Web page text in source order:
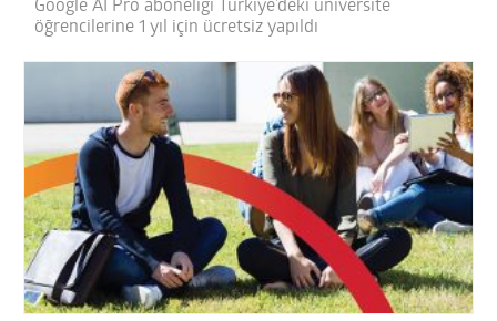
Google AI Pro aboneliği Türkiye’deki üniversite
öğrencilerine 1 yıl için ücretsiz yapıldı